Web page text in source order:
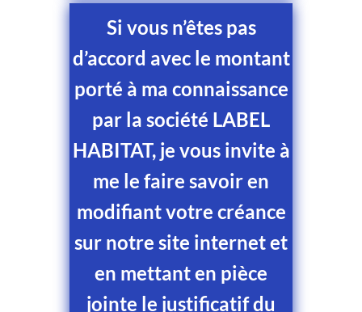
Si vous n’êtes pas
d’accord avec le montant
porté à ma connaissance
par la société LABEL
HABITAT, je vous invite à
me le faire savoir en
modifiant votre créance
sur notre site internet et
en mettant en pièce
jointe le justificatif du